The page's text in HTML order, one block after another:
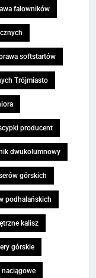
falowników
softstartów
Trójmiasto
producent
dwukolumnowy
górskich
podhalańskich
kalisz
górskie